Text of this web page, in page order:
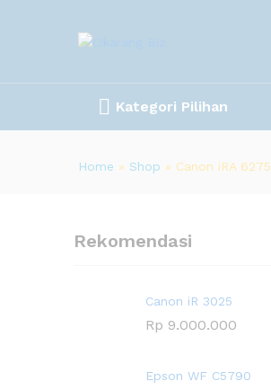
Kategori Pilihan
Home » Shop » Canon iRA 6275
Rekomendasi
Canon iR 3025
Rp 9.000.000
Epson WF C5790